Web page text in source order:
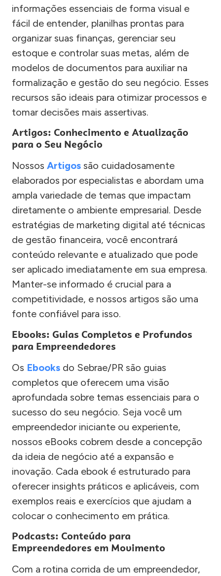
informações essenciais de forma visual e
fácil de entender, planilhas prontas para
organizar suas finanças, gerenciar seu
estoque e controlar suas metas, além de
modelos de documentos para auxiliar na
formalização e gestão do seu negócio. Esses
recursos são ideais para otimizar processos e
tomar decisões mais assertivas.
Artigos: Conhecimento e Atualização
para o Seu Negócio
Nossos Artigos são cuidadosamente
elaborados por especialistas e abordam uma
ampla variedade de temas que impactam
diretamente o ambiente empresarial. Desde
estratégias de marketing digital até técnicas
de gestão financeira, você encontrará
conteúdo relevante e atualizado que pode
ser aplicado imediatamente em sua empresa.
Manter-se informado é crucial para a
competitividade, e nossos artigos são uma
fonte confiável para isso.
Ebooks: Guias Completos e Profundos
para Empreendedores
Os Ebooks do Sebrae/PR são guias
completos que oferecem uma visão
aprofundada sobre temas essenciais para o
sucesso do seu negócio. Seja você um
empreendedor iniciante ou experiente,
nossos eBooks cobrem desde a concepção
da ideia de negócio até a expansão e
inovação. Cada ebook é estruturado para
oferecer insights práticos e aplicáveis, com
exemplos reais e exercícios que ajudam a
colocar o conhecimento em prática.
Podcasts: Conteúdo para
Empreendedores em Movimento
Com a rotina corrida de um empreendedor,